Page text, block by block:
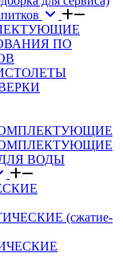
ПО
ВОДЫ
(сжатие-